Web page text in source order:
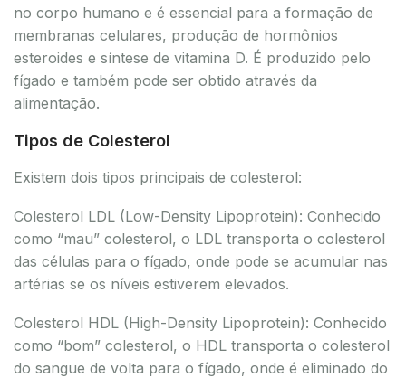
no corpo humano e é essencial para a formação de
membranas celulares, produção de hormônios
esteroides e síntese de vitamina D. É produzido pelo
fígado e também pode ser obtido através da
alimentação.
Tipos de Colesterol
Existem dois tipos principais de colesterol:
Colesterol LDL (Low-Density Lipoprotein): Conhecido
como “mau” colesterol, o LDL transporta o colesterol
das células para o fígado, onde pode se acumular nas
artérias se os níveis estiverem elevados.
Colesterol HDL (High-Density Lipoprotein): Conhecido
como “bom” colesterol, o HDL transporta o colesterol
do sangue de volta para o fígado, onde é eliminado do